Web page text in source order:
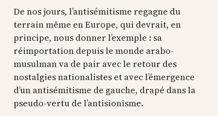
De nos jours, l’antisémitisme regagne du
terrain même en Europe, qui devrait, en
principe, nous donner l’exemple : sa
réimportation depuis le monde arabo-
musulman va de pair avec le retour des
nostalgies nationalistes et avec l’émergence
d’un antisémitisme de gauche, drapé dans la
pseudo-vertu de l’antisionisme.